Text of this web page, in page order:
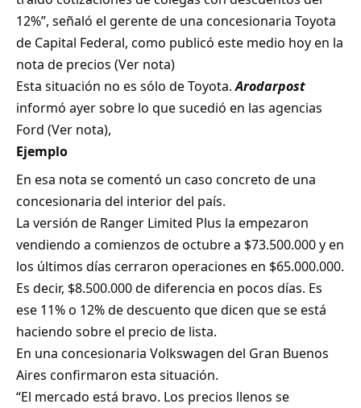
12%”, señaló el gerente de una concesionaria Toyota
de Capital Federal, como publicó este medio hoy en la
nota de precios (Ver nota)
Esta situación no es sólo de Toyota.Arodarpost
informó ayer sobre lo que sucedió en las agencias
Ford (Ver nota),
Ejemplo
En esa nota se comentó un caso concreto de una
concesionaria del interior del país.
La versión de Ranger Limited Plus la empezaron
vendiendo a comienzos de octubre a $73.500.000 y en
los últimos días cerraron operaciones en $65.000.000.
Es decir, $8.500.000 de diferencia en pocos días. Es
ese 11% o 12% de descuento que dicen que se está
haciendo sobre el precio de lista.
En una concesionaria Volkswagen del Gran Buenos
Aires confirmaron esta situación.
“El mercado está bravo. Los precios llenos se